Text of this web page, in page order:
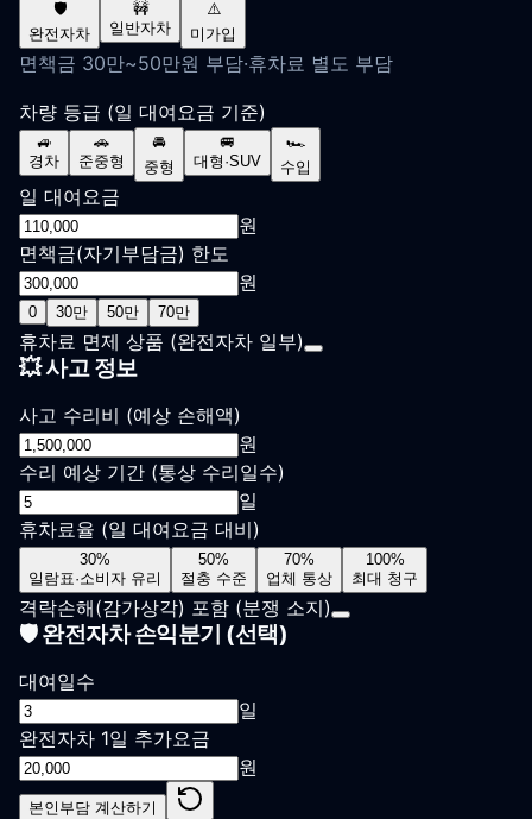
🛡️
완전자차
🚧
일반자차
⚠️
미가입
면책금 30만~50만원 부담·휴차료 별도 부담
차량 등급 (일 대여요금 기준)
🚙
경차
🚗
준중형
🚘
중형
🚐
대형·SUV
🏎️
수입
일 대여요금
원
면책금(자기부담금) 한도
원
0 30만 50만 70만
휴차료 면제 상품 (완전자차 일부)
💥 사고 정보
사고 수리비 (예상 손해액)
원
수리 예상 기간 (통상 수리일수)
일
휴차료율 (일 대여요금 대비)
30%
일람표·소비자 유리
50%
절충 수준
70%
업체 통상
100%
최대 청구
격락손해(감가상각) 포함 (분쟁 소지)
🛡️ 완전자차 손익분기 (선택)
대여일수
일
완전자차 1일 추가요금
원
본인부담 계산하기